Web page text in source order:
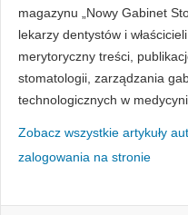
magazynu „Nowy Gabinet
lekarzy dentystów i
merytoryczny treści,
stomatologii, zarządzania
technologicznych w
Zobacz wszystkie artykuły
zalogowania na stronie